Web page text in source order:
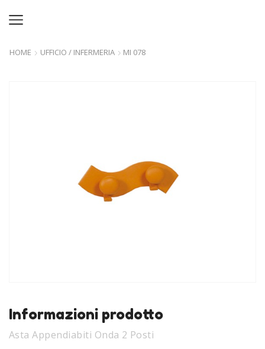
HOME UFFICIO / INFERMERIA MI 078
Informazioni prodotto
Asta Appendiabiti Onda 2 Posti